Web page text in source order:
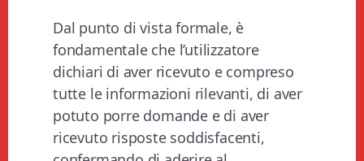
Dal punto di vista formale, è
fondamentale che l’utilizzatore
dichiari di aver ricevuto e compreso
tutte le informazioni rilevanti, di aver
potuto porre domande e di aver
ricevuto risposte soddisfacenti,